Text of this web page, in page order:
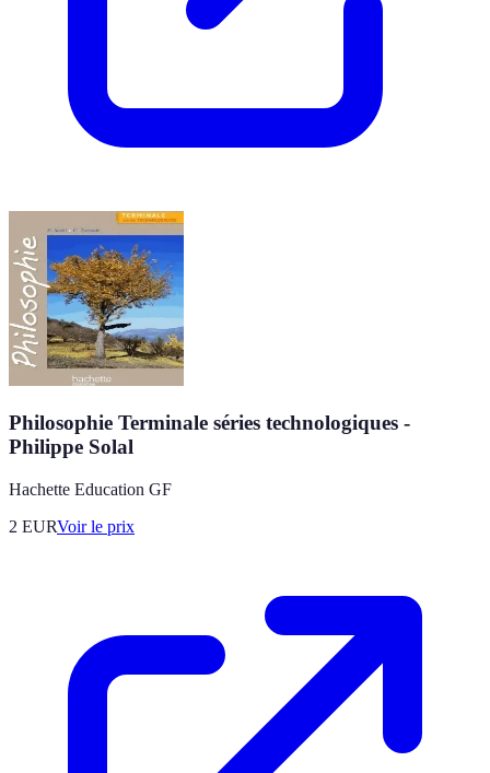
Philosophie Terminale séries technologiques -
Philippe Solal
Hachette Education GF
2 EURVoir le prix